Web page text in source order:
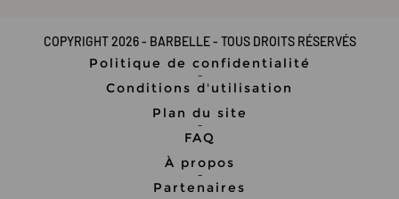
COPYRIGHT 2026 - BARBELLE - TOUS DROITS RÉSERVÉS
Politique de confidentialité
-
Conditions d'utilisation
Plan du site
-
FAQ
À propos
-
Partenaires